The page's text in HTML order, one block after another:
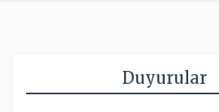
Duyurular